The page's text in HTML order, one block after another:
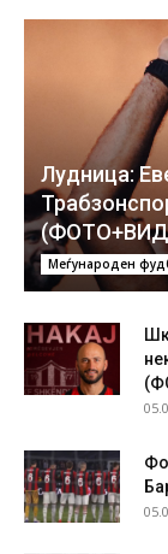
Лудница:
Меѓународен